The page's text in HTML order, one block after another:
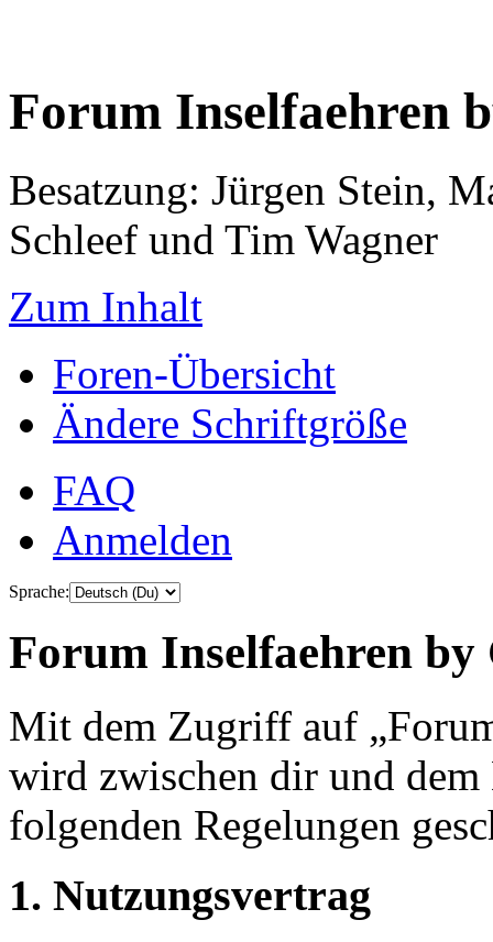
Forum Inselfaehren
Besatzung: Jürgen Stein,
Schleef und Tim Wagner
Zum Inhalt
Foren-Übersicht
Ändere Schriftgröße
FAQ
Anmelden
Sprache:
Forum Inselfaehren
Mit dem Zugriff auf
wird zwischen dir und
folgenden Regelungen
1. Nutzungsvertrag